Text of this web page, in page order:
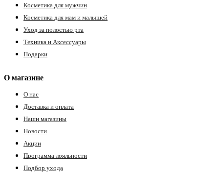
Косметика для мужчин
Косметика для мам и малышей
Уход за полостью рта
Техника и Аксессуары
Подарки
О магазине
О нас
Доставка и оплата
Наши магазины
Новости
Акции
Программа лояльности
Подбор ухода